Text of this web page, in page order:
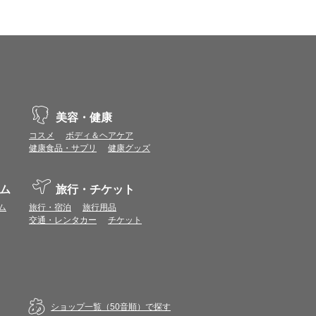
が使用できる環境でご利用ください。
与対象にはなりません。
ショップからご注文後に届く注文番号等の記
美容・健康
コスメ
ボディ＆ヘアケア
健康食品・サプリ
健康グッズ
旅行・チケット
旅行・宿泊
旅行用品
交通・レンタカー
チケット
ショップ一覧（50音順）で探す